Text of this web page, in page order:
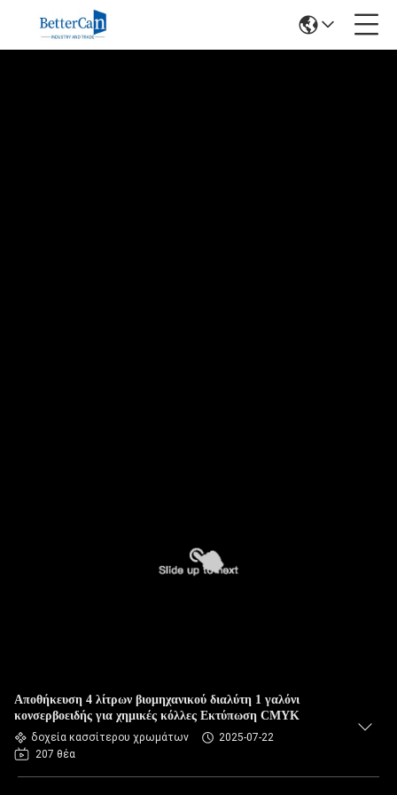
Αποθήκευση 4 λίτρων βιομηχανικού διαλύτη 1 γαλόνι
κονσερβοειδής για χημικές κόλλες Εκτύπωση CMYK
δοχεία κασσίτερου χρωμάτων
2025-07-22
207 θέα